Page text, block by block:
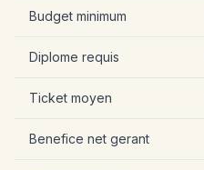
Budget minimum
Diplome requis
Ticket moyen
Benefice net gerant